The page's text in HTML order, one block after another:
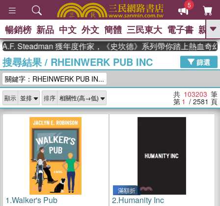
5
GO
熱搜： 東野圭吾 、 高希均教授回憶錄
、 The Odyssey 、 父親節 、 如果歷
史是一群喵
獎 臺灣漫遊錄 、 方念華 、 台灣的李
登輝時代
數學女孩：黎曼猜想 、
偉大的迷走神經
暢銷榜 新品 中文 外文 簡體 三民東大 電子書 親子
獲年度作家，《史坎德》系列帶你踏上熱血奇幻旅程
搜尋結果/ RHEINWERK PUB INC
篩選
關鍵字：RHEINWERK PUB IN...
顯示 排序 共 103203 筆
第 1 / 2581 頁
1.Walker's Pub
滿額折
2.Humanity Inc